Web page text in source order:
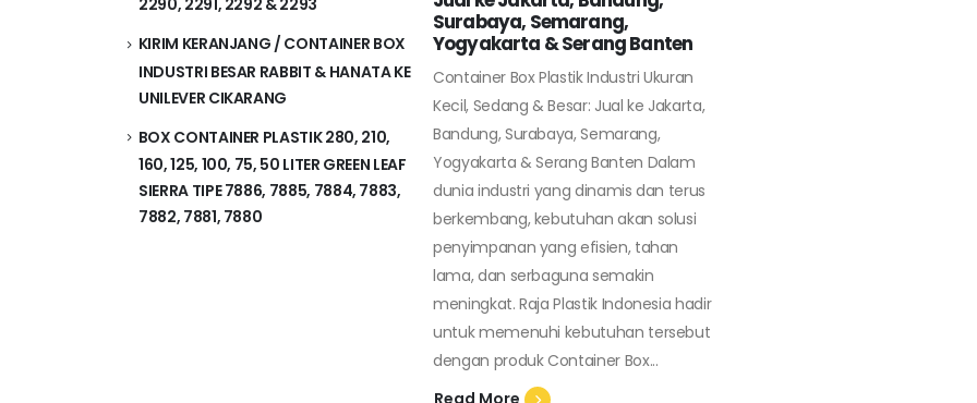
Surabaya, Semarang,
Yogyakarta & Serang Banten
Container Box Plastik Industri Ukuran
Kecil, Sedang & Besar: Jual ke Jakarta,
Bandung, Surabaya, Semarang,
Yogyakarta & Serang Banten Dalam
dunia industri yang dinamis dan terus
berkembang, kebutuhan akan solusi
penyimpanan yang efisien, tahan
lama, dan serbaguna semakin
meningkat. Raja Plastik Indonesia hadir
untuk memenuhi kebutuhan tersebut
dengan produk Container Box...
2290, 2291, 2292 & 2293
KIRIM KERANJANG / CONTAINER BOX
INDUSTRI BESAR RABBIT & HANATA KE
UNILEVER CIKARANG
BOX CONTAINER PLASTIK 280, 210,
160, 125, 100, 75, 50 LITER GREEN LEAF
SIERRA TIPE 7886, 7885, 7884, 7883,
7882, 7881, 7880